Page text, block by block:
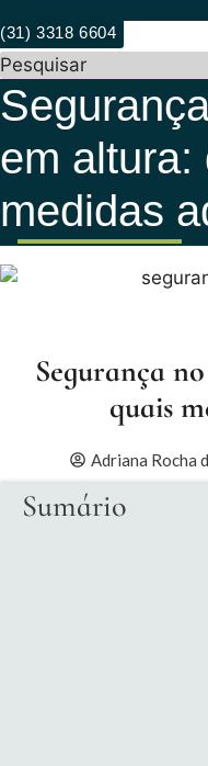
(31) 3318 6604
Pesquisar
em altura:
medidas
Segurança
quais
Adriana Rocha
Sumário